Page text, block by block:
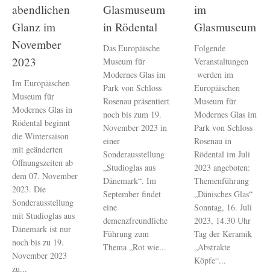
abendlichen
Glanz im
November
2023
Im Europäischen
Museum für
Modernes Glas in
Rödental beginnt
die Wintersaison
mit geänderten
Öffnungszeiten ab
dem 07. November
2023. Die
Sonderausstellung
mit Studioglas aus
Dänemark ist nur
noch bis zu 19.
November 2023
zu...
Glasmuseum
in Rödental
Das Europäische
Museum für
Modernes Glas im
Park von Schloss
Rosenau präsentiert
noch bis zum 19.
November 2023 in
einer
Sonderausstellung
„Studioglas aus
Dänemark“. Im
September findet
eine
demenzfreundliche
Führung zum
Thema „Rot wie...
im
Glasmuseum
Folgende
Veranstaltungen
werden im
Europäischen
Museum für
Modernes Glas im
Park von Schloss
Rosenau in
Rödental im Juli
2023 angeboten:
Themenführung
„Dänisches Glas“
Sonntag, 16. Juli
2023, 14.30 Uhr
Tag der Keramik
„Abstrakte
Köpfe“...